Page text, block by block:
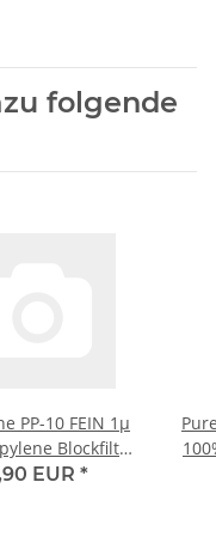
folgende
PP-10 FEIN 1µ
Blockfilter
Wasserfilter
EUR *